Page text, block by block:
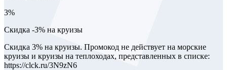
3%
Скидка -3% на круизы
Скидка 3% на круизы. Промокод не действует на морские
круизы и круизы на теплоходах, представленных в списке:
https://clck.ru/3N9zN6